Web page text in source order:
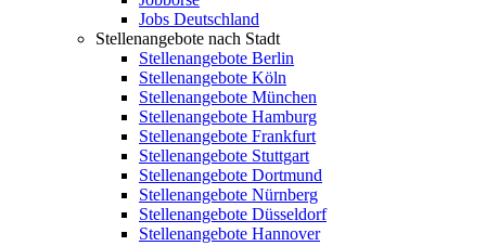
Jobs Deutschland
Stellenangebote nach Stadt
Stellenangebote Berlin
Stellenangebote Köln
Stellenangebote München
Stellenangebote Hamburg
Stellenangebote Frankfurt
Stellenangebote Stuttgart
Stellenangebote Dortmund
Stellenangebote Nürnberg
Stellenangebote Düsseldorf
Stellenangebote Hannover